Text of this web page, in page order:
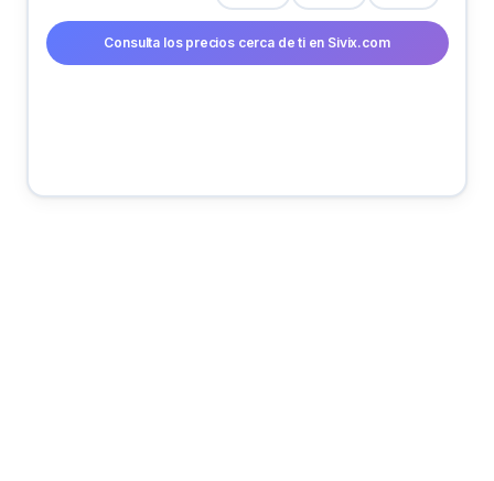
Consulta los precios cerca de ti en Sivix.com